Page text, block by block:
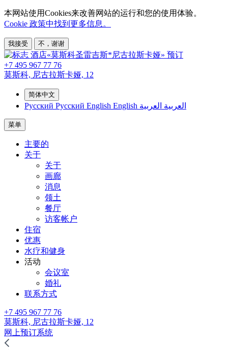
本网站使用Cookies来改善网站的运行和您的使用体验。
Cookie 政策中找到更多信息。
我接受 不，谢谢
预订
+7 495 967 77 76
莫斯科, 尼古拉斯卡娅, 12
简体中文
Русский Русский English English العربية العربية
菜单
主要的
关于
关于
画廊
消息
领土
餐厅
访客帐户
住宿
优惠
水疗和健身
活动
会议室
婚礼
联系方式
+7 495 967 77 76
莫斯科, 尼古拉斯卡娅, 12
网上预订系统